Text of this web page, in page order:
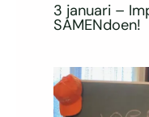
3 januari –
SAMENdoen!